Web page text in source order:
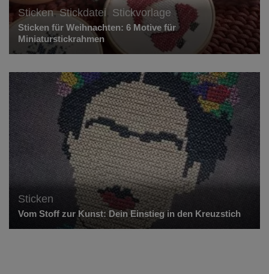
Sticken,Stickdatei, Stickvorlage
Sticken für Weihnachten: 6 Motive für
Miniaturstickrahmen
Sticken
Vom Stoff zur Kunst: Dein Einstieg in den Kreuzstich